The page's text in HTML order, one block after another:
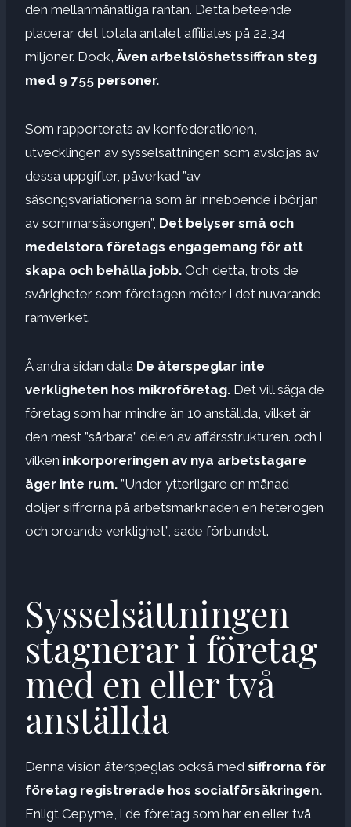
den mellanmånatliga räntan. Detta beteende
placerar det totala antalet affiliates på 22,34
miljoner. Dock, Även arbetslöshetssiffran steg
med 9 755 personer.
Som rapporterats av konfederationen,
utvecklingen av sysselsättningen som avslöjas av
dessa uppgifter, påverkad ”av
säsongsvariationerna som är inneboende i början
av sommarsäsongen”, Det belyser små och
medelstora företags engagemang för att
skapa och behålla jobb. Och detta, trots de
svårigheter som företagen möter i det nuvarande
ramverket.
Å andra sidan data De återspeglar inte
verkligheten hos mikroföretag. Det vill säga de
företag som har mindre än 10 anställda, vilket är
den mest ”sårbara” delen av affärsstrukturen. och i
vilken inkorporeringen av nya arbetstagare
äger inte rum. ”Under ytterligare en månad
döljer siffrorna på arbetsmarknaden en heterogen
och oroande verklighet”, sade förbundet.
Sysselsättningen
stagnerar i företag
med en eller två
anställda
Denna vision återspeglas också med siffrorna för
företag registrerade hos socialförsäkringen.
Enligt Cepyme, i de företag som har en eller två